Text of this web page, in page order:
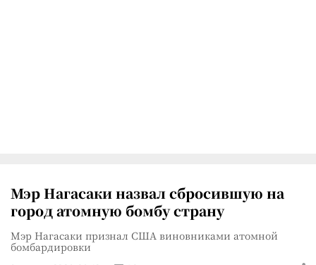
Мэр Нагасаки назвал сбросившую на
город атомную бомбу страну
Мэр Нагасаки признал США виновниками атомной
бомбардировки